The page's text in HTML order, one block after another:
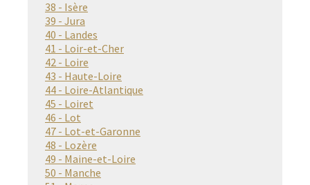
38 - Isère
39 - Jura
40 - Landes
41 - Loir-et-Cher
42 - Loire
43 - Haute-Loire
44 - Loire-Atlantique
45 - Loiret
46 - Lot
47 - Lot-et-Garonne
48 - Lozère
49 - Maine-et-Loire
50 - Manche